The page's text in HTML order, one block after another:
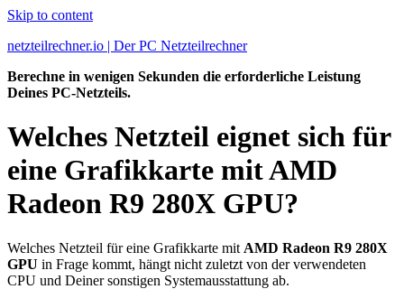
Skip to content
netzteilrechner.io | Der PC Netzteilrechner
Berechne in wenigen Sekunden die erforderliche Leistung
Deines PC-Netzteils.
Welches Netzteil eignet sich für
eine Grafikkarte mit AMD
Radeon R9 280X GPU?
Welches Netzteil für eine Grafikkarte mit AMD Radeon R9 280X
GPU in Frage kommt, hängt nicht zuletzt von der verwendeten
CPU und Deiner sonstigen Systemausstattung ab.